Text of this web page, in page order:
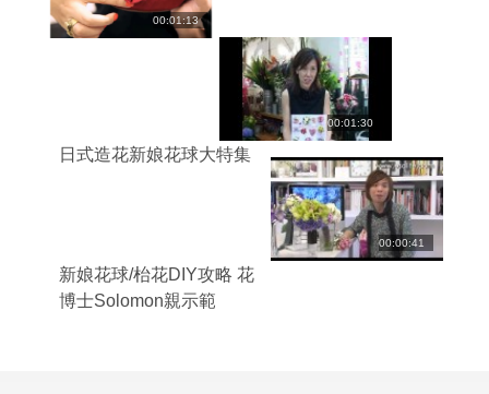
00:01:13
00:01:30
日式造花新娘花球大特集
00:00:41
新娘花球/枱花DIY攻略 花
博士Solomon親示範